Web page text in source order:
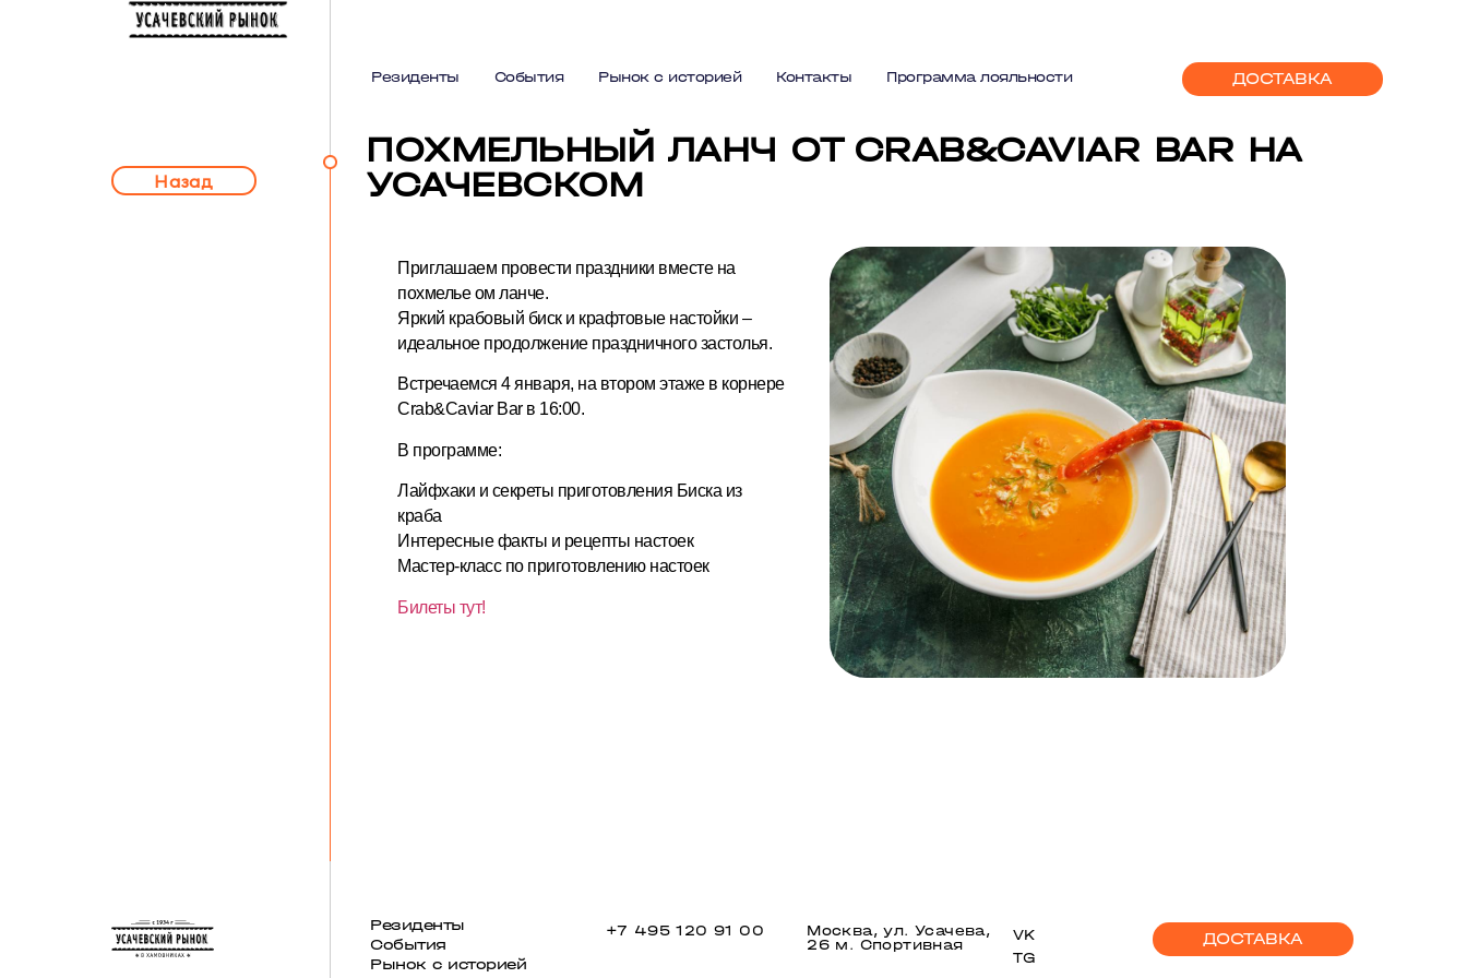
Резиденты События Рынок с историей Контакты Программа лояльности ДОСТАВКА
Назад
ПОХМЕЛЬНЫЙ ЛАНЧ ОТ CRAB&CAVIAR BAR НА
УСАЧЕВСКОМ
Приглашаем провести праздники вместе на
похмелье ом ланче.
Яркий крабовый биск и крафтовые настойки –
идеальное продолжение праздничного застолья.
Встречаемся 4 января, на втором этаже в корнере
Сrab&Caviar Bar в 16:00.
В программе:
Лайфхаки и секреты приготовления Биска из
краба
Интересные факты и рецепты настоек
Мастер-класс по приготовлению настоек
Билеты тут!
Резиденты
События
Рынок с историей
+7 495 120 91 00
Москва, ул. Усачева,
26 м. Спортивная
VK
TG
ДОСТАВКА